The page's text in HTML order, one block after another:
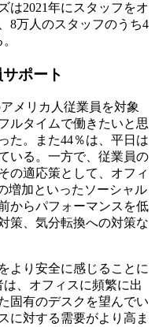
は2021年にスタッフをオ
8万人のスタッフのうち4
ポート
メリカ人従業員を対象
ルタイムで働きたいと思
た。また44％は、平日は
いる。一方で、従業員の
の適応策として、オフィ
増加といったソーシャル
からパフォーマンスを低
策、気分転換への対策な
より安全に感じることに
、オフィスに頻繁に出
固有のデスクを望んでい
に対する需要がより高ま